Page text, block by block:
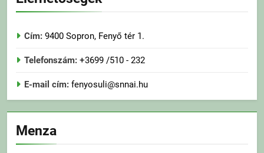
Cím: 9400 Sopron, Fenyő tér 1.
Telefonszám: +3699 /510 - 232
E-mail cím: fenyosuli@snnai.hu
Menza